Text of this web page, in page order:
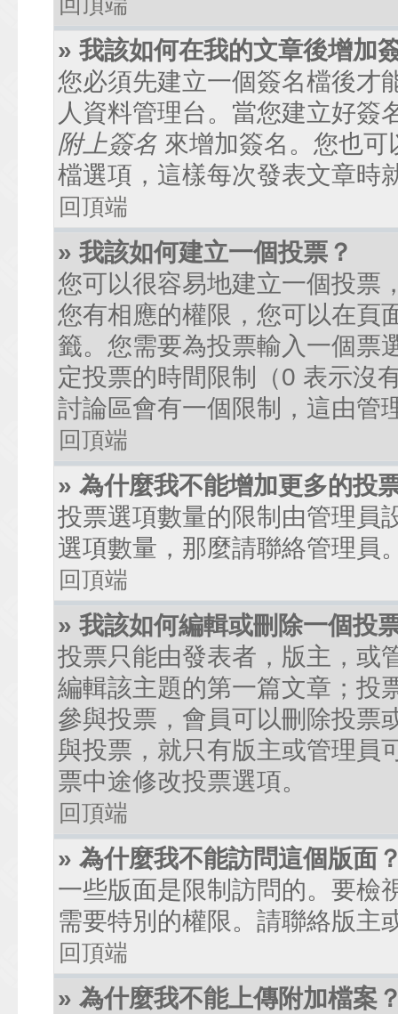
» 我該如何在我的文章後增加
您必須先建立一個簽名檔後才
人資料管理台。當您建立好簽
附上簽名 來增加簽名。您也
檔選項，這樣每次發表文章時
回頂端
» 我該如何建立一個投票？
您可以很容易地建立一個投票
您有相應的權限，您可以在頁
籤。您需要為投票輸入一個票
定投票的時間限制（0 表示沒
討論區會有一個限制，這由管
回頂端
» 為什麼我不能增加更多的投
投票選項數量的限制由管理員
選項數量，那麼請聯絡管理員
回頂端
» 我該如何編輯或刪除一個投
投票只能由發表者，版主，或
編輯該主題的第一篇文章；投
參與投票，會員可以刪除投票
與投票，就只有版主或管理員
票中途修改投票選項。
回頂端
» 為什麼我不能訪問這個版面
一些版面是限制訪問的。要檢
需要特別的權限。請聯絡版主
回頂端
» 為什麼我不能上傳附加檔案